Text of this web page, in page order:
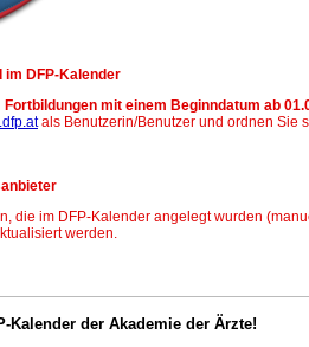
im DFP-Kalender
Fortbildungen mit einem Beginndatum ab
als Benutzerin/Benutzer und ordnen Sie
die im DFP-Kalender angelegt wurden
werden.
Kalender der Akademie der Ärzte!